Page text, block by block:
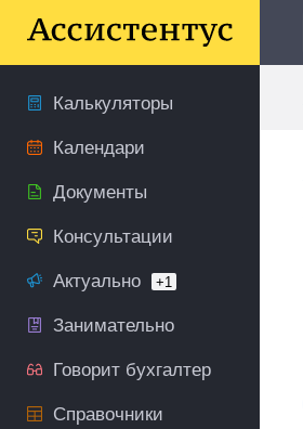
Калькуляторы
Календари
Документы
Консультации
Актуально +1
Занимательно
Говорит бухгалтер
Справочники